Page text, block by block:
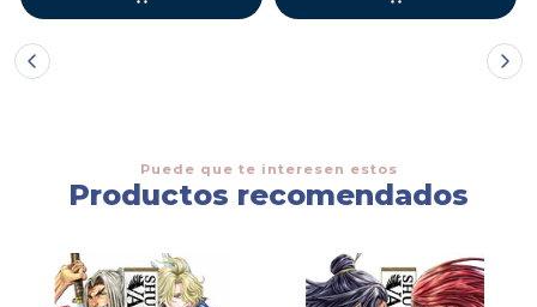
Puede que te interesen estos
Productos recomendados